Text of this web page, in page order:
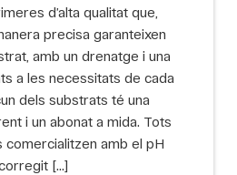
d’alta qualitat que,
precisa garanteixen
amb un drenatge i una
a les necessitats de cada
dels substrats té una
i un abonat a mida. Tots
amb el pH
[…]